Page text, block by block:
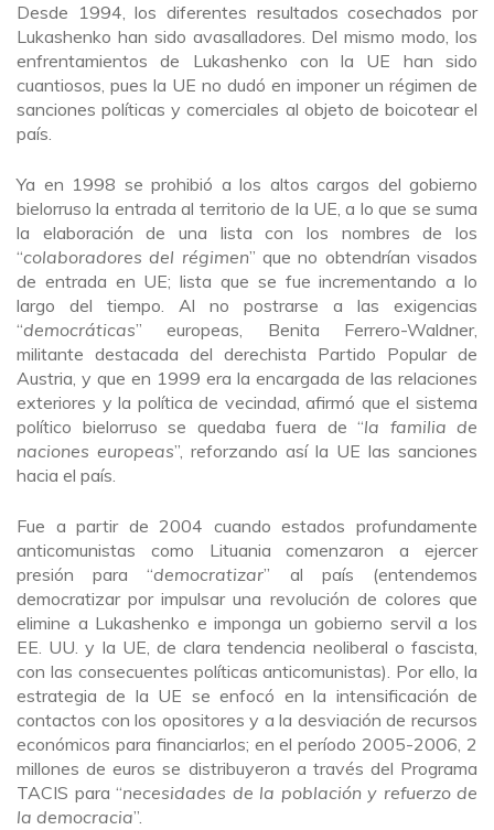
Desde 1994, los diferentes resultados cosechados por
Lukashenko han sido avasalladores. Del mismo modo, los
enfrentamientos de Lukashenko con la UE han sido
cuantiosos, pues la UE no dudó en imponer un régimen de
sanciones políticas y comerciales al objeto de boicotear el
país.
Ya en 1998 se prohibió a los altos cargos del gobierno
bielorruso la entrada al territorio de la UE, a lo que se suma
la elaboración de una lista con los nombres de los
“colaboradores del régimen” que no obtendrían visados
de entrada en UE; lista que se fue incrementando a lo
largo del tiempo. Al no postrarse a las exigencias
“democráticas” europeas, Benita Ferrero-Waldner,
militante destacada del derechista Partido Popular de
Austria, y que en 1999 era la encargada de las relaciones
exteriores y la política de vecindad, afirmó que el sistema
político bielorruso se quedaba fuera de “la familia de
naciones europeas”, reforzando así la UE las sanciones
hacia el país.
Fue a partir de 2004 cuando estados profundamente
anticomunistas como Lituania comenzaron a ejercer
presión para “democratizar” al país (entendemos
democratizar por impulsar una revolución de colores que
elimine a Lukashenko e imponga un gobierno servil a los
EE. UU. y la UE, de clara tendencia neoliberal o fascista,
con las consecuentes políticas anticomunistas). Por ello, la
estrategia de la UE se enfocó en la intensificación de
contactos con los opositores y a la desviación de recursos
económicos para financiarlos; en el período 2005-2006, 2
millones de euros se distribuyeron a través del Programa
TACIS para “necesidades de la población y refuerzo de
la democracia”.